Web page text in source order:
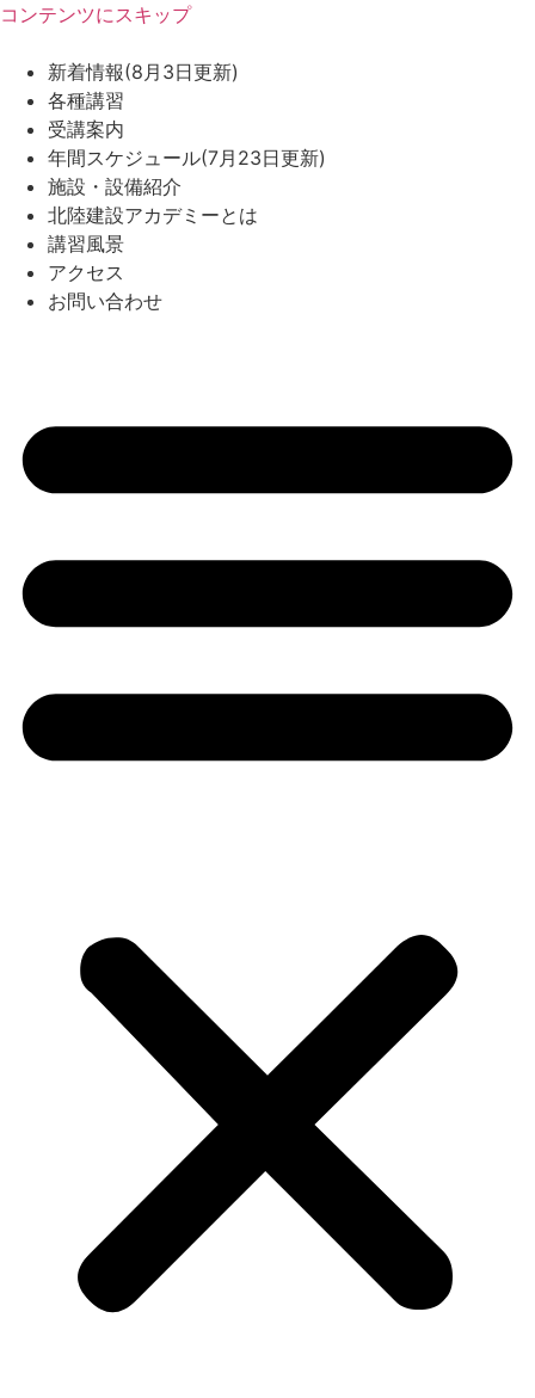
コンテンツにスキップ
新着情報(8月3日更新)
各種講習
受講案内
年間スケジュール(7月23日更新)
施設・設備紹介
北陸建設アカデミーとは
講習風景
アクセス
お問い合わせ